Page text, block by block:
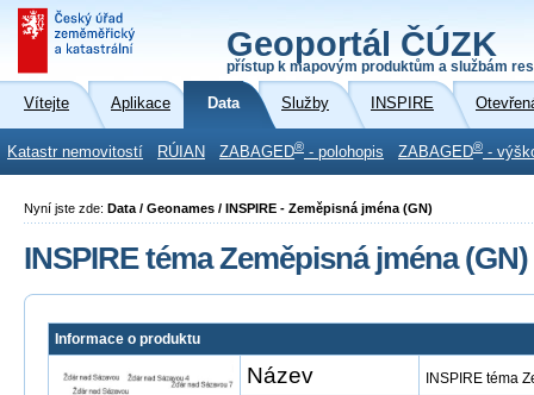
Geoportál ČÚZK
přístup k mapovým produktům a službám
Vítejte Aplikace Data Služby INSPIRE
Katastr nemovitostí RÚIAN ZABAGED® - polohopis ZABAGED® -
Nyní jste zde: Data / Geonames / INSPIRE - Zeměpisná jména (GN)
INSPIRE téma Zeměpisná jména (GN)
Informace o produktu
Název INSPIRE téma